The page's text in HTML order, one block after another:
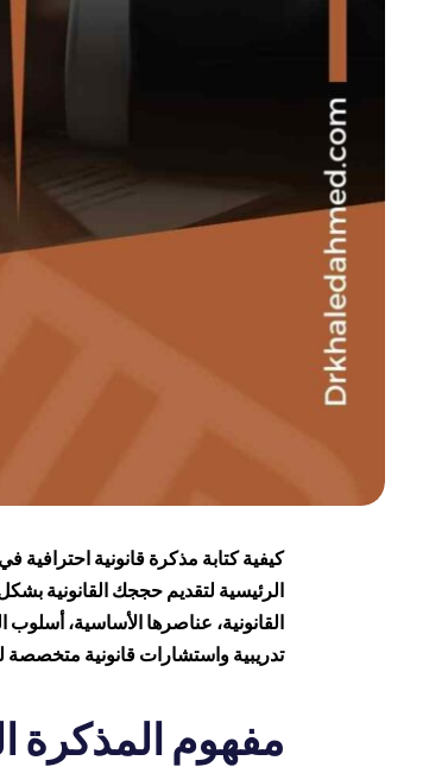
كيفية كتابة مذكرة قانونية
الرئيسية لتقديم حججك القانونية
القانونية، عناصرها الأساسية،
تدريبية واستشارات قانونية متخصصة
مفهوم المذكرة